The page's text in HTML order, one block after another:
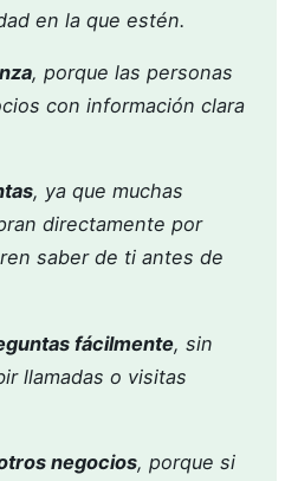
en la que estén.
, porque las personas
con información clara
, ya que muchas
directamente por
saber de ti antes de
fácilmente, sin
llamadas o visitas
negocios, porque si